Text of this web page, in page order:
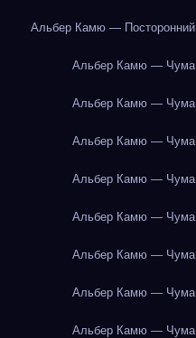
Альбер Камю — Посторонний
Альбер Камю — Чума
Альбер Камю — Чума
Альбер Камю — Чума
Альбер Камю — Чума
Альбер Камю — Чума
Альбер Камю — Чума
Альбер Камю — Чума
Альбер Камю — Чума